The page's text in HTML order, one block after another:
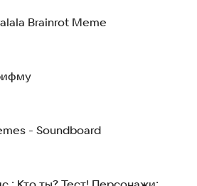
Brainrot Meme
- Soundboard